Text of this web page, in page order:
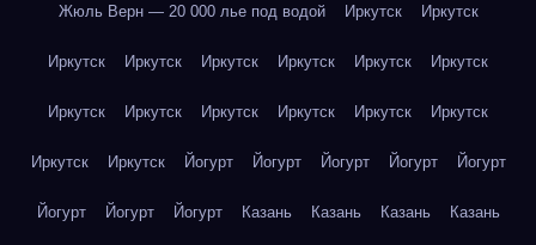
Жюль Верн — 20 000 лье под водой Иркутск Иркутск
Иркутск Иркутск Иркутск Иркутск Иркутск Иркутск
Иркутск Иркутск Иркутск Иркутск Иркутск Иркутск
Иркутск Иркутск Йогурт Йогурт Йогурт Йогурт Йогурт
Йогурт Йогурт Йогурт Казань Казань Казань Казань